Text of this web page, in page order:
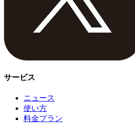
サービス
ニュース
使い方
料金プラン